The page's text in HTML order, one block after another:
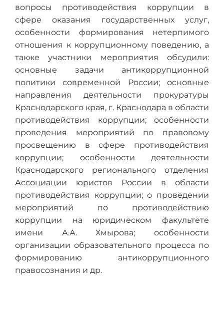
вопросы противодействия коррупции в
сфере оказания государственных услуг,
особенности формирования нетерпимого
отношения к коррупционному поведению, а
также участники мероприятия обсудили:
основные задачи антикоррупционной
политики современной России; основные
направления деятельности прокуратуры
Краснодарского края, г. Краснодара в области
противодействия коррупции; особенности
проведения мероприятий по правовому
просвещению в сфере противодействия
коррупции; особенности деятельности
Краснодарского регионального отделения
Ассоциации юристов России в области
противодействия коррупции; о проведении
мероприятий по противодействию
коррупции на юридическом факультете
имени А.А. Хмырова; особенности
организации образовательного процесса по
формированию антикоррупционного
правосознания и др.